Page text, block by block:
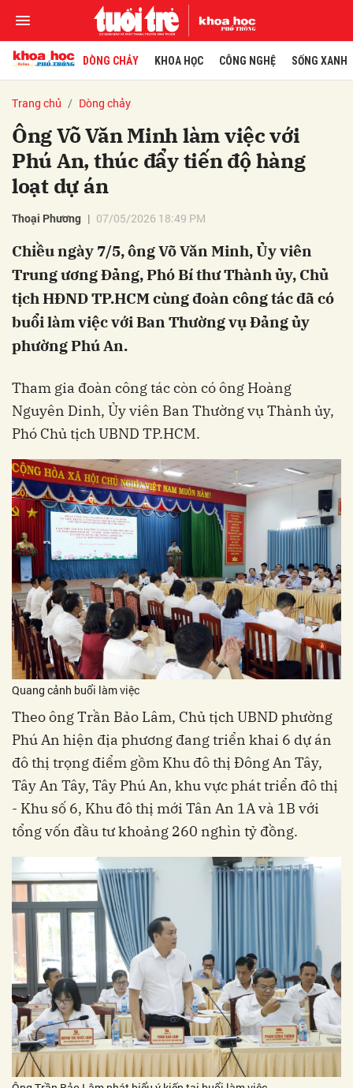
DÒNG CHẢY KHOA HỌC CÔNG NGHỆ SỐNG XANH
Trang chủ Dòng chảy
Ông Võ Văn Minh làm việc với
Phú An, thúc đẩy tiến độ hàng
loạt dự án
Thoại Phương 07/05/2026 18:49 PM
Chiều ngày 7/5, ông Võ Văn Minh, Ủy viên
Trung ương Đảng, Phó Bí thư Thành ủy, Chủ
tịch HĐND TP.HCM cùng đoàn công tác đã có
buổi làm việc với Ban Thường vụ Đảng ủy
phường Phú An.
Tham gia đoàn công tác còn có ông Hoàng
Nguyên Dinh, Ủy viên Ban Thường vụ Thành ủy,
Phó Chủ tịch UBND TP.HCM.
Quang cảnh buổi làm việc
Theo ông Trần Bảo Lâm, Chủ tịch UBND phường
Phú An hiện địa phương đang triển khai 6 dự án
đô thị trọng điểm gồm Khu đô thị Đông An Tây,
Tây An Tây, Tây Phú An, khu vực phát triển đô thị
- Khu số 6, Khu đô thị mới Tân An 1A và 1B với
tổng vốn đầu tư khoảng 260 nghìn tỷ đồng.